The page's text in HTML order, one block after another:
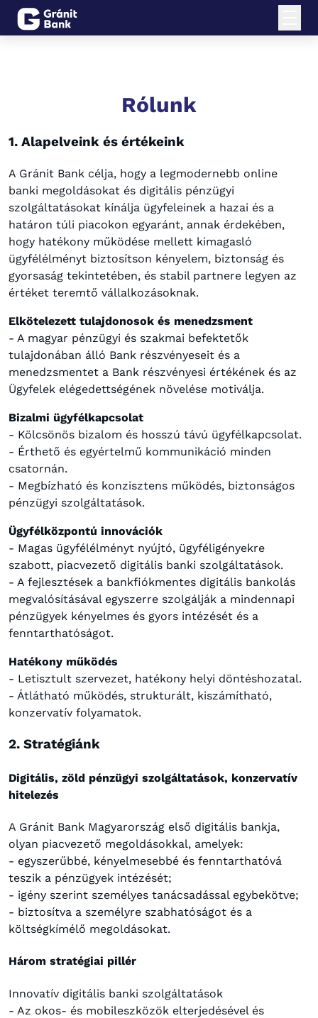
Rólunk
1. Alapelveink és értékeink
A Gránit Bank célja, hogy a legmodernebb online
banki megoldásokat és digitális pénzügyi
szolgáltatásokat kínálja ügyfeleinek a hazai és a
határon túli piacokon egyaránt, annak érdekében,
hogy hatékony működése mellett kimagasló
ügyfélélményt biztosítson kényelem, biztonság és
gyorsaság tekintetében, és stabil partnere legyen az
értéket teremtő vállalkozásoknak.
Elkötelezett tulajdonosok és menedzsment
- A magyar pénzügyi és szakmai befektetők
tulajdonában álló Bank részvényeseit és a
menedzsmentet a Bank részvényesi értékének és az
Ügyfelek elégedettségének növelése motiválja.
Bizalmi ügyfélkapcsolat
- Kölcsönös bizalom és hosszú távú ügyfélkapcsolat.
- Érthető és egyértelmű kommunikáció minden
csatornán.
- Megbízható és konzisztens működés, biztonságos
pénzügyi szolgáltatások.
Ügyfélközpontú innovációk
- Magas ügyfélélményt nyújtó, ügyféligényekre
szabott, piacvezető digitális banki szolgáltatások.
- A fejlesztések a bankfiókmentes digitális bankolás
megvalósításával egyszerre szolgálják a mindennapi
pénzügyek kényelmes és gyors intézését és a
fenntarthatóságot.
Hatékony működés
- Letisztult szervezet, hatékony helyi döntéshozatal.
- Átlátható működés, strukturált, kiszámítható,
konzervatív folyamatok.
2. Stratégiánk
Digitális, zöld pénzügyi szolgáltatások, konzervatív
hitelezés
A Gránit Bank Magyarország első digitális bankja,
olyan piacvezető megoldásokkal, amelyek:
- egyszerűbbé, kényelmesebbé és fenntarthatóvá
teszik a pénzügyek intézését;
- igény szerint személyes tanácsadással egybekötve;
- biztosítva a személyre szabhatóságot és a
költségkímélő megoldásokat.
Három stratégiai pillér
Innovatív digitális banki szolgáltatások
- Az okos- és mobileszközök elterjedésével és